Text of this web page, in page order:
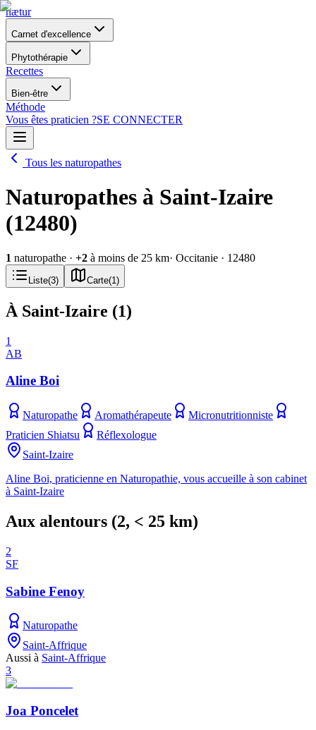
nætur
Carnet d'excellence
Phytothérapie
Recettes
Bien-être
Méthode
Vous êtes praticien ?SE CONNECTER
Tous les naturopathes
Naturopathes à Saint-Izaire
(12480)
1 naturopathe · +2 à moins de 25 km· Occitanie · 12480
Liste(3) Carte(1 )
À Saint-Izaire (1)
1
AB
Aline Boi
Naturopathe Aromathérapeute
Micronutritionniste
Praticien Shiatsu
Réflexologue
Saint-Izaire
Aline Boi, praticienne en Naturopathie, vous accueille à son cabinet
à Saint-Izaire
Aux alentours (2, < 25 km)
2
SF
Sabine Fenoy
Naturopathe
Saint-Affrique
Aussi à Saint-Affrique
3
Joa Poncelet